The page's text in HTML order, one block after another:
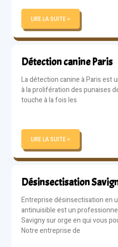
LIRE LA SUITE »
Détection canine Paris
La détection canine à Paris est
à la prolifération des punaises
touche à la fois les
LIRE LA SUITE »
Désinsectisation
Entreprise désinsectisation en
antinuisible est un
Savigny sur orge en qui vous
Notre entreprise de